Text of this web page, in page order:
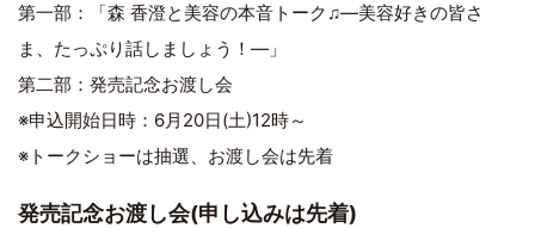
第一部：「森 香澄と美容の本音トーク♫―美容好きの皆さ
ま、たっぷり話しましょう！―」
第二部：発売記念お渡し会
※申込開始日時：6月20日(土)12時～
※トークショーは抽選、お渡し会は先着
発売記念お渡し会(申し込みは先着)